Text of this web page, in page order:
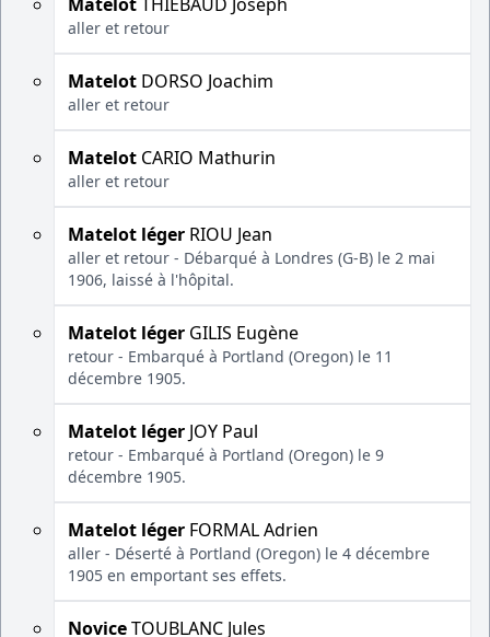
aller et retour
Matelot DORSO Joachim
aller et retour
Matelot CARIO Mathurin
aller et retour
Matelot léger RIOU Jean
aller et retour - Débarqué à Londres (G-B) le 2 mai
1906, laissé à l'hôpital.
Matelot léger GILIS Eugène
retour - Embarqué à Portland (Oregon) le 11
décembre 1905.
Matelot léger JOY Paul
retour - Embarqué à Portland (Oregon) le 9
décembre 1905.
Matelot léger FORMAL Adrien
aller - Déserté à Portland (Oregon) le 4 décembre
1905 en emportant ses effets.
NoviceTOUBLANC Jules